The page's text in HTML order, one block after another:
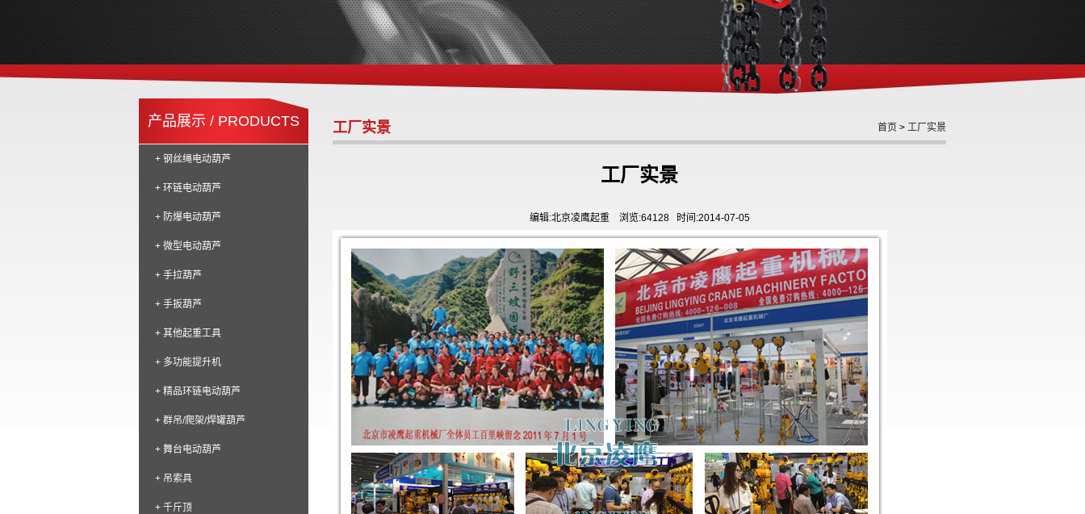
产品展示 / PRODUCTS
+ 钢丝绳电动葫芦
+ 环链电动葫芦
+ 防爆电动葫芦
+ 微型电动葫芦
+ 手拉葫芦
+ 手扳葫芦
+ 其他起重工具
+ 多功能提升机
+ 精品环链电动葫芦
+ 群吊/爬架/焊罐葫芦
+ 舞台电动葫芦
+ 吊索具
+ 千斤顶
首页 > 工厂实景
工厂实景
工厂实景
编辑:北京凌鹰起重 浏览:64128 时间:2014-07-05